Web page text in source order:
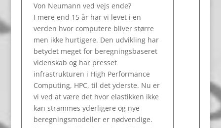
Von Neumann ved vejs ende?
I mere end 15 år har vi levet i en
verden hvor computere bliver større
men ikke hurtigere. Den udvikling har
betydet meget for beregningsbaseret
videnskab og har presset
infrastrukturen i High Performance
Computing, HPC, til det yderste. Nu er
vi ved at være det hvor elastikken ikke
kan strammes yderligere og nye
beregningsmodeller er nødvendige.